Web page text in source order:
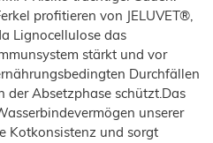
profitieren von JELUVET®,
Lignocellulose das
stärkt und vor
Durchfällen
der Absetzphase schützt.Das
unserer
Kotkonsistenz und sorgt